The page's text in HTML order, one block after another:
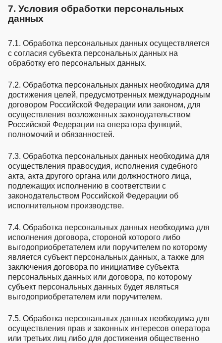
7. Условия обработки персональных
данных
7.1. Обработка персональных данных осуществляется
с согласия субъекта персональных данных на
обработку его персональных данных.
7.2. Обработка персональных данных необходима для
достижения целей, предусмотренных международным
договором Российской Федерации или законом, для
осуществления возложенных законодательством
Российской Федерации на оператора функций,
полномочий и обязанностей.
7.3. Обработка персональных данных необходима для
осуществления правосудия, исполнения судебного
акта, акта другого органа или должностного лица,
подлежащих исполнению в соответствии с
законодательством Российской Федерации об
исполнительном производстве.
7.4. Обработка персональных данных необходима для
исполнения договора, стороной которого либо
выгодоприобретателем или поручителем по которому
является субъект персональных данных, а также для
заключения договора по инициативе субъекта
персональных данных или договора, по которому
субъект персональных данных будет являться
выгодоприобретателем или поручителем.
7.5. Обработка персональных данных необходима для
осуществления прав и законных интересов оператора
или третьих лиц либо для достижения общественно